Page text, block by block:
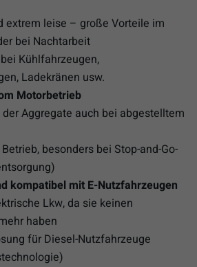
extrem leise – große Vorteile im
bei Nachtarbeit
Kühlfahrzeugen,
Ladekränen usw.
Motorbetrieb
der Aggregate auch bei abgestelltem
besonders bei Stop-and-Go-
kompatibel mit E-Nutzfahrzeugen
Lkw, da sie keinen
haben
für Diesel-Nutzfahrzeuge